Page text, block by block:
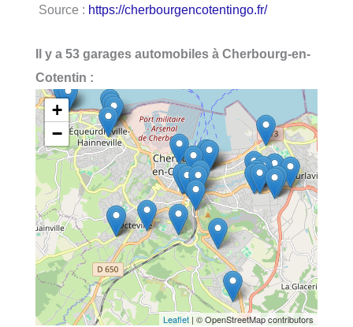
Source : https://cherbourgencotentingo.fr/
Il y a 53 garages automobiles à Cherbourg-en-
Cotentin :
+
−
Leaflet | © OpenStreetMap contributors